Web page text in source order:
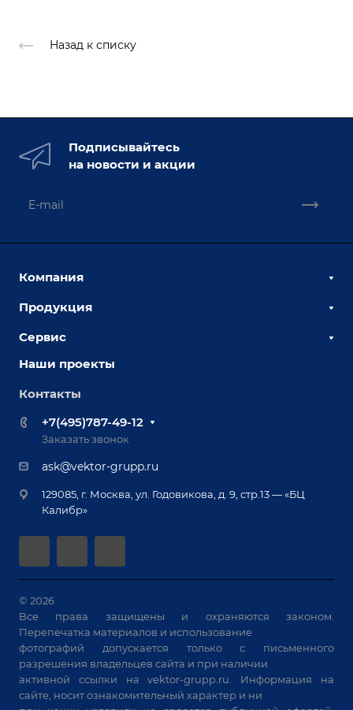
Назад к списку
Подписывайтесь
на новости и акции
Компания
О компании
Выставки и мероприятия
Вопрос ответ
Реквизиты
Документы
Продукция
Сборочно-сварочные столы
Оснастка для сварочных столов
Оборудование для приварки крепежа
Приварной крепеж
Специализированные решения для сварки
Позиционеры и вращатели
Машины контактной сварки
Универсальные зажимы
Системы аспирации
Станки лазерной резки
Решения для учебных заведений
Сервис
Сервисное обслуживание
Обучение
Лизинг
Гарантия
автоматизации
Наши проекты
Контакты
+7(495)787-49-12
Заказать звонок
ask@vektor-grupp.ru
129085, г. Москва, ул. Годовикова, д. 9, стр.13 — «БЦ
Калибр»
© 2026
Все права защищены и охраняются законом.
Перепечатка материалов и использование
фотографий допускается только с письменного
разрешения владельцев сайта и при наличии
активной ссылки наvektor-grupp.ru . Информация на
сайте, носит ознакомительный характер и ни